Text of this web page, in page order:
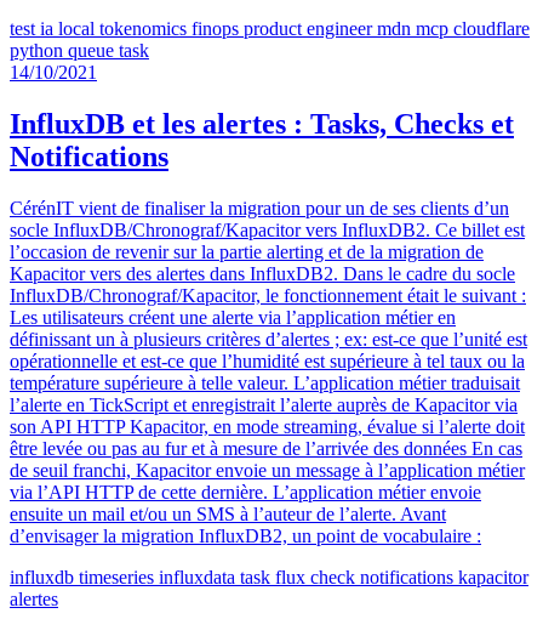
test ia local tokenomics finops product engineer mdn mcp cloudflare
python queue task
14/10/2021
InfluxDB et les alertes : Tasks, Checks et
Notifications
CérénIT vient de finaliser la migration pour un de ses clients d’un
socle InfluxDB/Chronograf/Kapacitor vers InfluxDB2. Ce billet est
l’occasion de revenir sur la partie alerting et de la migration de
Kapacitor vers des alertes dans InfluxDB2. Dans le cadre du socle
InfluxDB/Chronograf/Kapacitor, le fonctionnement était le suivant :
Les utilisateurs créent une alerte via l’application métier en
définissant un à plusieurs critères d’alertes ; ex: est-ce que l’unité est
opérationnelle et est-ce que l’humidité est supérieure à tel taux ou la
température supérieure à telle valeur. L’application métier traduisait
l’alerte en TickScript et enregistrait l’alerte auprès de Kapacitor via
son API HTTP Kapacitor, en mode streaming, évalue si l’alerte doit
être levée ou pas au fur et à mesure de l’arrivée des données En cas
de seuil franchi, Kapacitor envoie un message à l’application métier
via l’API HTTP de cette dernière. L’application métier envoie
ensuite un mail et/ou un SMS à l’auteur de l’alerte. Avant
d’envisager la migration InfluxDB2, un point de vocabulaire :
influxdb timeseries influxdata task flux check notifications kapacitor
alertes